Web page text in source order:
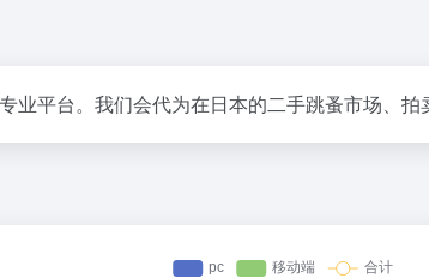
平台。我们会代为在日本的二手跳蚤市场、